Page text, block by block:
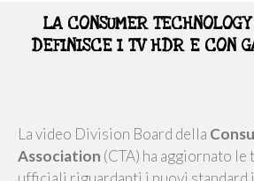
LA CONSUMER
DEFINISCE I TV HDR E CON
La video Division Board della
Association (CTA) ha aggiornato